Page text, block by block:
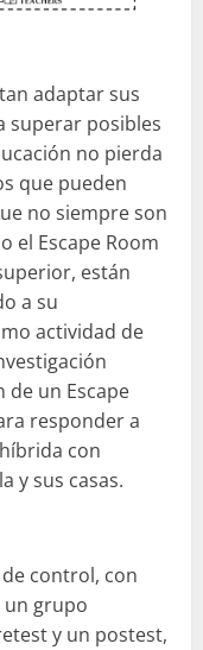
adaptar sus
superar posibles
no pierda
que pueden
no siempre son
el Escape Room
están
a su
actividad de
de un Escape
responder a
con
y sus casas.
control, con
un grupo
y un postest,